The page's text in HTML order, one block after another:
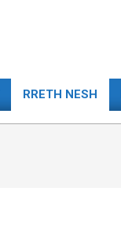
RRETH NESH